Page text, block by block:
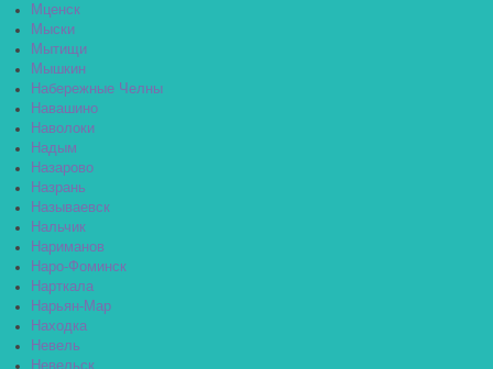
Мценск
Мыски
Мытищи
Мышкин
Набережные Челны
Навашино
Наволоки
Надым
Назарово
Назрань
Называевск
Нальчик
Нариманов
Наро-Фоминск
Нарткала
Нарьян-Мар
Находка
Невель
Невельск